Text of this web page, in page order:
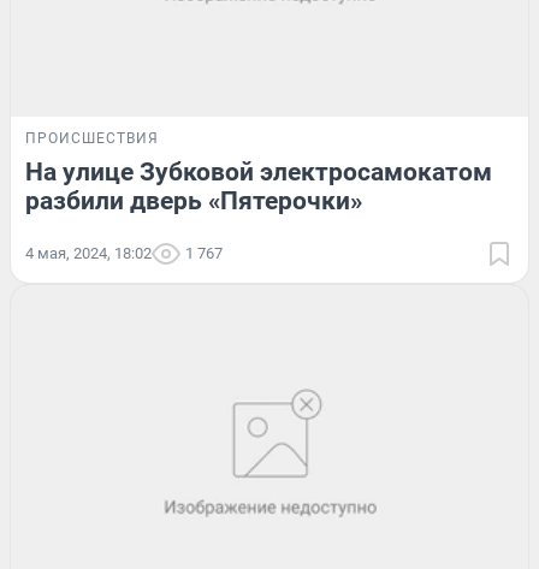
ПРОИСШЕСТВИЯ
На улице Зубковой электросамокатом
разбили дверь «Пятерочки»
4 мая, 2024, 18:02 1 767